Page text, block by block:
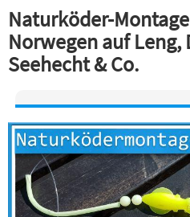
Naturköder-
Norwegen auf
Seehecht & Co.